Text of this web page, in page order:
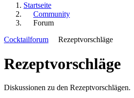
Startseite
Community
Forum
Cocktailforum
Rezeptvorschläge
Rezeptvorschläge
Diskussionen zu den Rezeptvorschlägen.